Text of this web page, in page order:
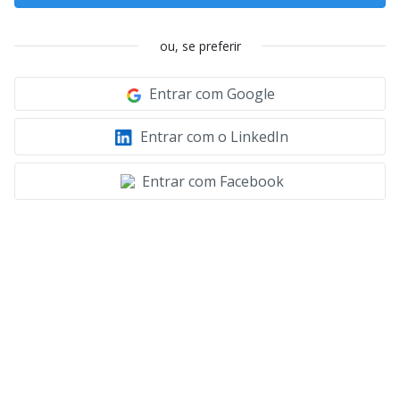
ou, se preferir
Entrar com Google
Entrar com o LinkedIn
Entrar com Facebook